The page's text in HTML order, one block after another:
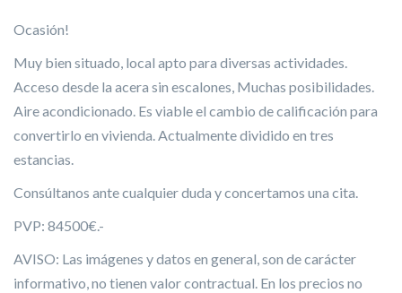
Ocasión!
Muy bien situado, local apto para diversas actividades.
Acceso desde la acera sin escalones, Muchas posibilidades.
Aire acondicionado. Es viable el cambio de calificación para
convertirlo en vivienda. Actualmente dividido en tres
estancias.
Consúltanos ante cualquier duda y concertamos una cita.
PVP: 84500€.-
AVISO: Las imágenes y datos en general, son de carácter
informativo, no tienen valor contractual. En los precios no